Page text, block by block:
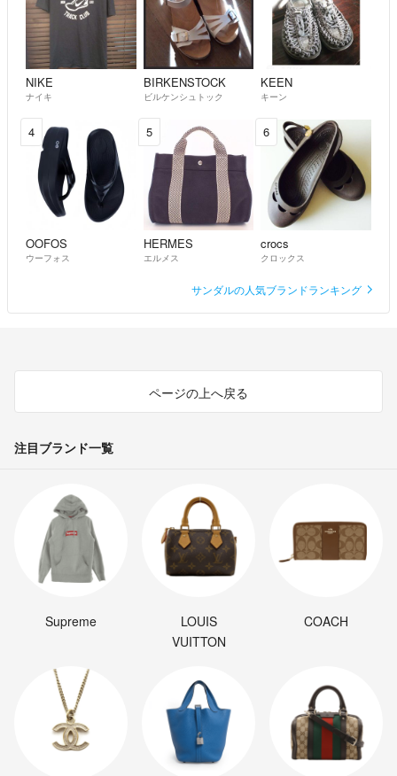
NIKE
ナイキ
BIRKENSTOCK
ビルケンシュトック
KEEN
キーン
4
OOFOS
ウーフォス
5
HERMES
エルメス
6
crocs
クロックス
サンダルの人気ブランドランキング
ページの上へ戻る
注目ブランド一覧
Supreme
LOUIS
VUITTON
COACH